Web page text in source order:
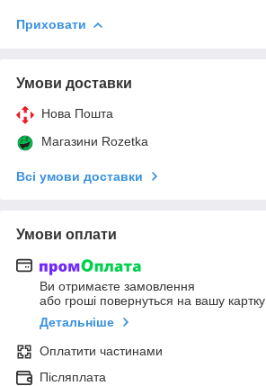
Приховати
Умови доставки
Нова Пошта
Магазини Rozetka
Всі умови доставки
Умови оплати
Ви отримаєте замовлення
або гроші повернуться на вашу картку
Детальніше
Оплатити частинами
Післяплата